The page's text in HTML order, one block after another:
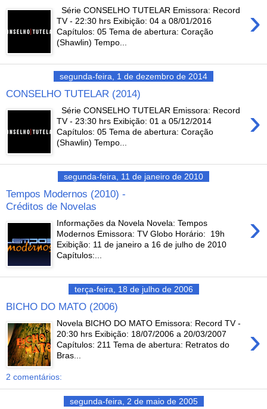
›
Série CONSELHO TUTELAR Emissora: Record
TV - 22:30 hrs Exibição: 04 a 08/01/2016
Capítulos: 05 Tema de abertura: Coração
(Shawlin) Tempo...
segunda-feira, 1 de dezembro de 2014
CONSELHO TUTELAR (2014)
›
Série CONSELHO TUTELAR Emissora: Record
TV - 23:30 hrs Exibição: 01 a 05/12/2014
Capítulos: 05 Tema de abertura: Coração
(Shawlin) Tempo...
segunda-feira, 11 de janeiro de 2010
Tempos Modernos (2010) -
Créditos de Novelas
›
Informações da Novela Novela: Tempos
Modernos Emissora: TV Globo Horário: 19h
Exibição: 11 de janeiro a 16 de julho de 2010
Capítulos:...
terça-feira, 18 de julho de 2006
BICHO DO MATO (2006)
›
Novela BICHO DO MATO Emissora: Record TV -
20:30 hrs Exibição: 18/07/2006 a 20/03/2007
Capítulos: 211 Tema de abertura: Retratos do
Bras...
2 comentários:
segunda-feira, 2 de maio de 2005